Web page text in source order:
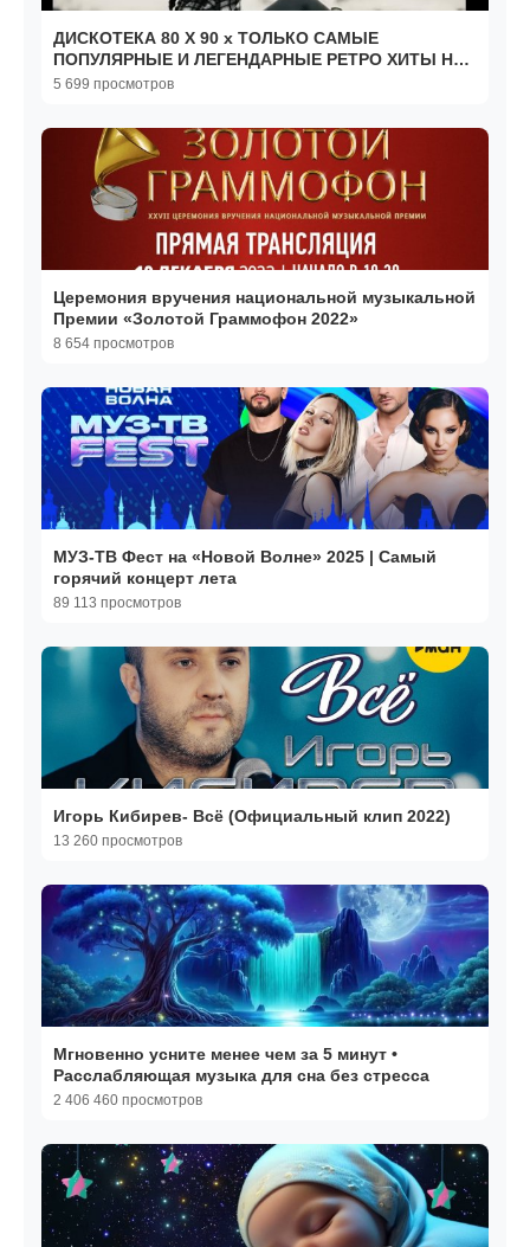
ДИСКОТЕКА 80 X 90 х ТОЛЬКО САМЫЕ
ПОПУЛЯРНЫЕ И ЛЕГЕНДАРНЫЕ РЕТРО ХИТЫ НА
RUTUBE ОНЛАЙН 90-Е И 2000-Е
5 699 просмотров
Церемония вручения национальной музыкальной
Премии «Золотой Граммофон 2022»
8 654 просмотров
МУЗ-ТВ Фест на «Новой Волне» 2025 | Самый
горячий концерт лета
89 113 просмотров
Игорь Кибирев- Всё (Официальный клип 2022)
13 260 просмотров
Мгновенно усните менее чем за 5 минут •
Расслабляющая музыка для сна без стресса
2 406 460 просмотров